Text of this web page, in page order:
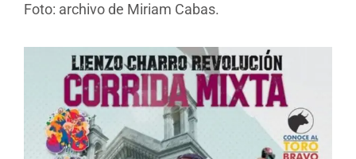
Foto: archivo de Miriam Cabas.